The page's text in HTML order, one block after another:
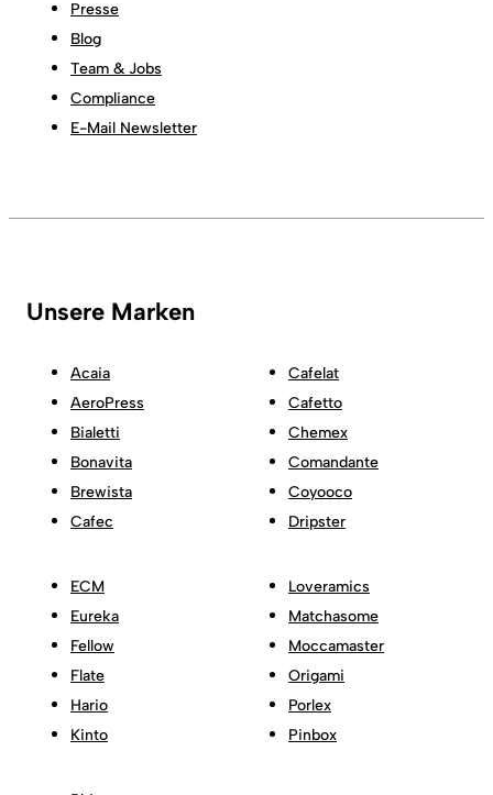
Presse
Blog
Team & Jobs
Compliance
E-Mail Newsletter
Unsere Marken
Acaia
AeroPress
Bialetti
Bonavita
Brewista
Cafec
Cafelat
Cafetto
Chemex
Comandante
Coyooco
Dripster
ECM
Eureka
Fellow
Flate
Hario
Kinto
Loveramics
Matchasome
Moccamaster
Origami
Porlex
Pinbox